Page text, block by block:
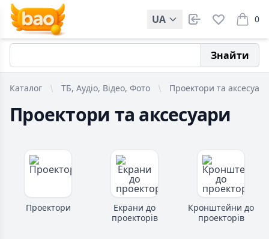
UA 0
items
Знайти
Каталог ТБ, Аудіо, Відео, Фото Проектори та
Проектори та аксесуари
Проектори
Екрани до
проекторів
Кронштейни до
проекторів